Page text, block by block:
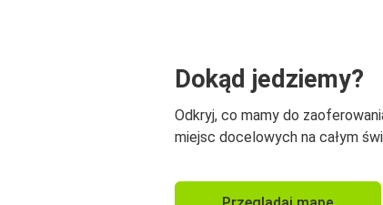
Dokąd jedziemy?
Odkryj, co mamy do
miejsc docelowych na całym